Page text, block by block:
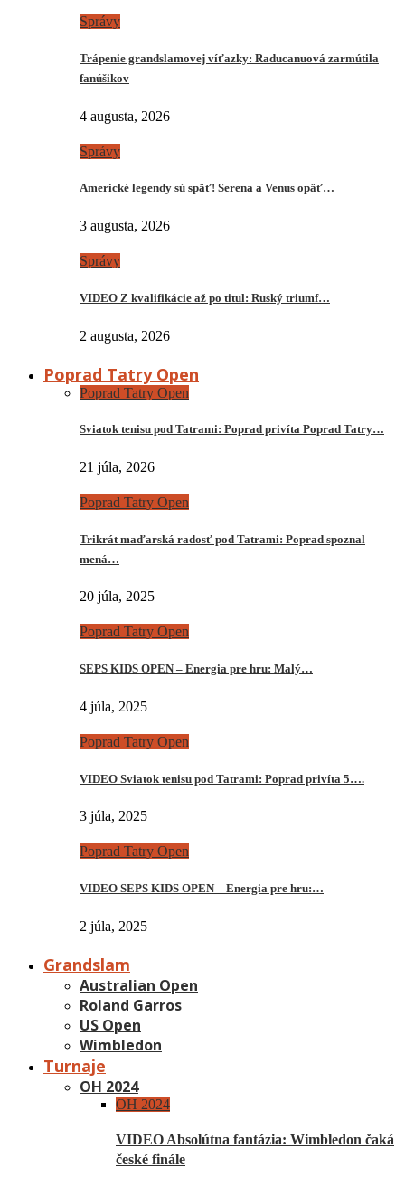
Správy
Trápenie grandslamovej víťazky: Raducanuová zarmútila
fanúšikov
4 augusta, 2026
Správy
Americké legendy sú späť! Serena a Venus opäť…
3 augusta, 2026
Správy
VIDEO Z kvalifikácie až po titul: Ruský triumf…
2 augusta, 2026
Poprad Tatry Open
Poprad Tatry Open
Sviatok tenisu pod Tatrami: Poprad privíta Poprad Tatry…
21 júla, 2026
Poprad Tatry Open
Trikrát maďarská radosť pod Tatrami: Poprad spoznal
mená…
20 júla, 2025
Poprad Tatry Open
SEPS KIDS OPEN – Energia pre hru: Malý…
4 júla, 2025
Poprad Tatry Open
VIDEO Sviatok tenisu pod Tatrami: Poprad privíta 5….
3 júla, 2025
Poprad Tatry Open
VIDEO SEPS KIDS OPEN – Energia pre hru:…
2 júla, 2025
Grandslam
Australian Open
Roland Garros
US Open
Wimbledon
Turnaje
OH 2024
OH 2024
VIDEO Absolútna fantázia: Wimbledon čaká
české finále